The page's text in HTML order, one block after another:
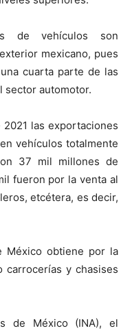
de vehículos son
mexicano, pues
cuarta parte de las
sector automotor.
las exportaciones
vehículos totalmente
37 mil millones de
fueron por la venta al
etcétera, es decir,
México obtiene por la
y chasises
de México (INA), el